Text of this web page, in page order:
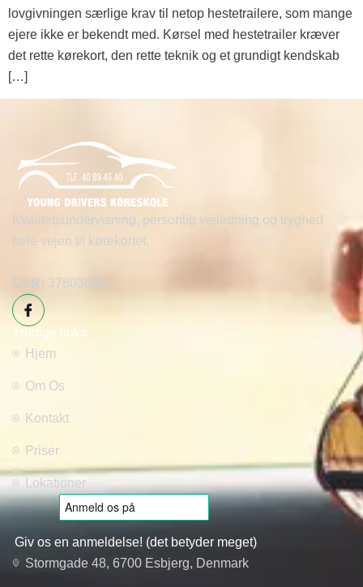
lovgivningen særlige krav til netop hestetrailere, som mange
ejere ikke er bekendt med. Kørsel med hestetrailer kræver
det rette kørekort, den rette teknik og et grundigt kendskab
[…]
Kvalitetsundervisning, personlig vejledning og tryghed
hele vejen til kørekortet.
CVR: 37803626
Hurtige links
Hjem
Om Os
Kontakt
Priser
Lokationer
Giv os en anmeldelse! (det betyder meget)
Stormgade 48, 6700 Esbjerg, Denmark